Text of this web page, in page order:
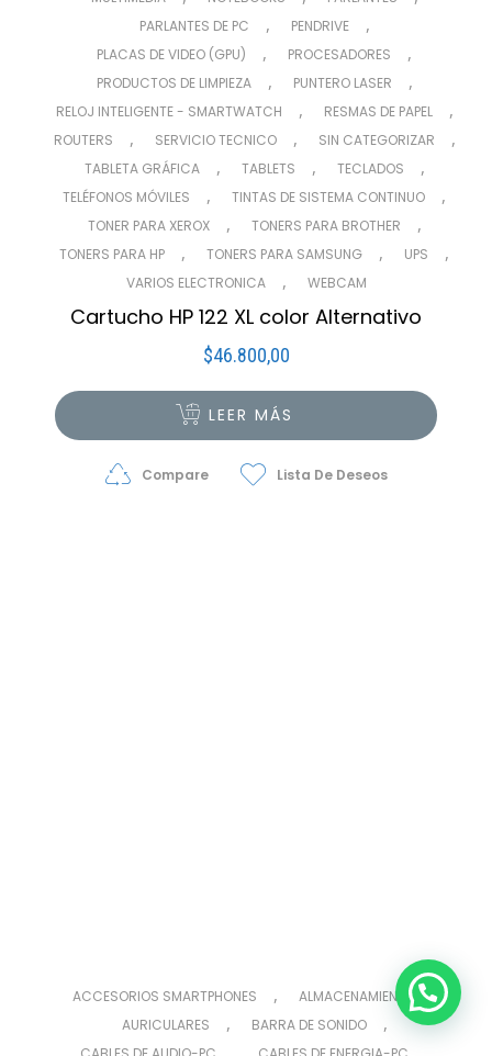
PARLANTES DE PC , PENDRIVE ,
PLACAS DE VIDEO (GPU) , PROCESADORES ,
PRODUCTOS DE LIMPIEZA , PUNTERO LASER ,
RELOJ INTELIGENTE - SMARTWATCH , RESMAS DE PAPEL ,
ROUTERS , SERVICIO TECNICO , SIN CATEGORIZAR ,
TABLETA GRÁFICA , TABLETS , TECLADOS ,
TELÉFONOS MÓVILES , TINTAS DE SISTEMA CONTINUO ,
TONER PARA XEROX , TONERS PARA BROTHER ,
TONERS PARA HP , TONERS PARA SAMSUNG , UPS ,
VARIOS ELECTRONICA , WEBCAM
Cartucho HP 122 XL color Alternativo
$46.800,00
LEER MÁS
Compare Lista De Deseos
ACCESORIOS SMARTPHONES , ALMACENAMIENTO ,
AURICULARES , BARRA DE SONIDO ,